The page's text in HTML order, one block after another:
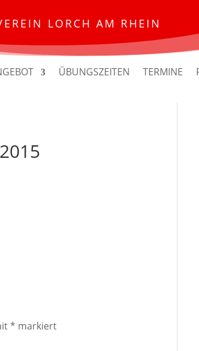
LORCH AM RHEIN
ÜBUNGSZEITEN TERMINE
* markiert